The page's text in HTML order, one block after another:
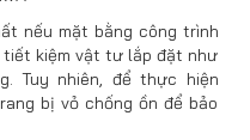
nếu mặt bằng công trình
tiết kiệm vật tư lắp đặt như
Tuy nhiên, để thực hiện
bị vỏ chống ồn để bảo